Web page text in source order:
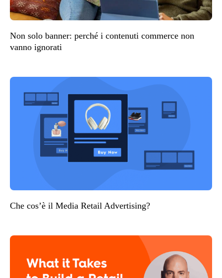
Non solo banner: perché i contenuti commerce non
vanno ignorati
Che cos’è il Media Retail Advertising?